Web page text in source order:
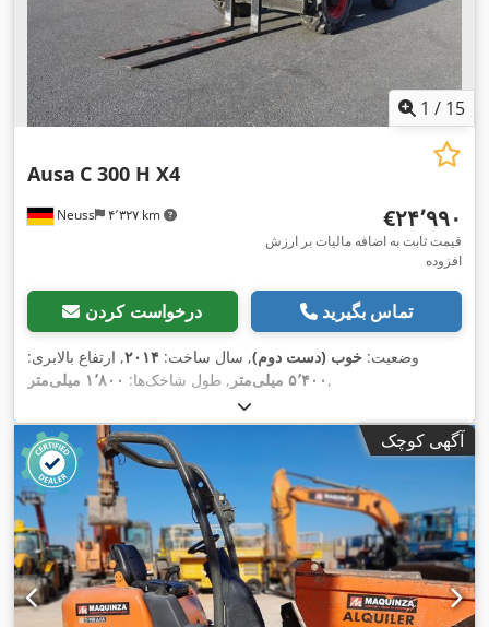
1 / 15
Neuss ۴٬۳۲۷ km
Ausa C 300 H X4
‎€۲۴٬۹۹۰
قیمت ثابت به اضافه مالیات بر ارزش
افزوده
درخواست کردن تماس بگیرید
وضعیت: خوب (دست دوم), سال ساخت: ۲۰۱۴, ارتفاع بالابری:
۵٬۴۰۰ میلی‌متر
, طول شاخک‌ها: ۱٬۸۰۰ میلی‌متر ,
آگهی کوچک